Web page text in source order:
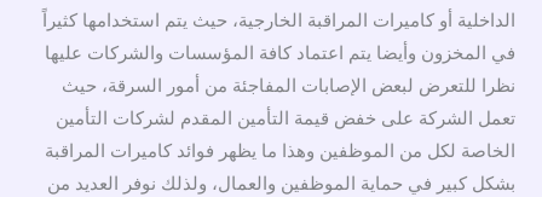
الداخلية أو كاميرات المراقبة الخارجية، حيث يتم استخدامها كثيراً
في المخزون وأيضا يتم اعتماد كافة المؤسسات والشركات عليها
نظرا للتعرض لبعض الإصابات المفاجئة من أمور السرقة، حيث
تعمل الشركة على خفض قيمة التأمين المقدم لشركات التأمين
الخاصة لكل من الموظفين وهذا ما يظهر فوائد كاميرات المراقبة
بشكل كبير في حماية الموظفين والعمال، ولذلك نوفر العديد من